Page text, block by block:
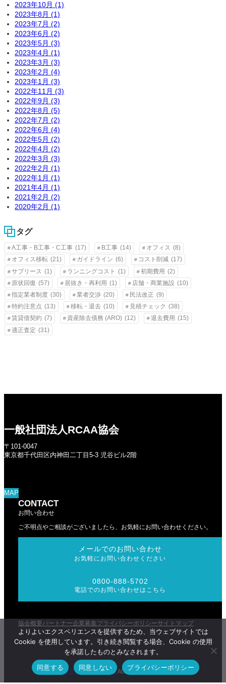
2023年10月 (1)
2023年8月 (1)
2023年7月 (2)
2023年6月 (2)
2023年5月 (3)
2023年4月 (1)
2023年3月 (3)
2023年2月 (4)
2023年1月 (3)
2022年11月 (3)
2022年9月 (3)
2022年8月 (5)
2022年7月 (2)
2022年6月 (4)
2022年5月 (2)
2022年4月 (2)
2022年3月 (3)
2022年2月 (1)
2022年1月 (1)
2021年4月 (1)
2021年2月 (2)
2020年2月 (1)
タグ
A工事・B工事・C工事 (17) B工事 (14) オフィス (8)
オフィス移転 (21) ガイドライン (6) コスト削減 (17)
サブリース (1) ランニングコスト (1) 初期費用 (2)
原状回復 (57) 居抜き・再利用 (1) 店舗・商業施設 (10)
指定業者制度 (30) 業者交渉 (20) 民法改正 (9)
特約注意点 (13) 移転・退去 (10) 見積チェック (38)
賃貸借契約 (7) 資産除去債務 (ARO) (12) 退去費用 (15)
適正査定 (31)
一般社団法人RCAA協会
〒101-0047
東京都千代田区内神田二丁目5-3 児谷ビル2階
MAP
CONTACT
お問い合わせ
ご不明点やご相談がございましたら、お気軽にお問い合わせください。
メールでのお問い合わせ
お気軽にお問い合わせください
0800-888-5702
電話でのお問い合わせはこちら
協会概要パートナー企業募集プライバシーポリシーサイトマップ
(C) 一般社団法人RCAA協会ALL RIGHTS RESERVED.
よりよいエクスペリエンスを提供するため、当ウェブサイトでは
Cookie を使用しています。引き続き閲覧する場合、Cookie の使用
を承諾したものとみなされます。
同意する
同意しない プライバシーポリシー